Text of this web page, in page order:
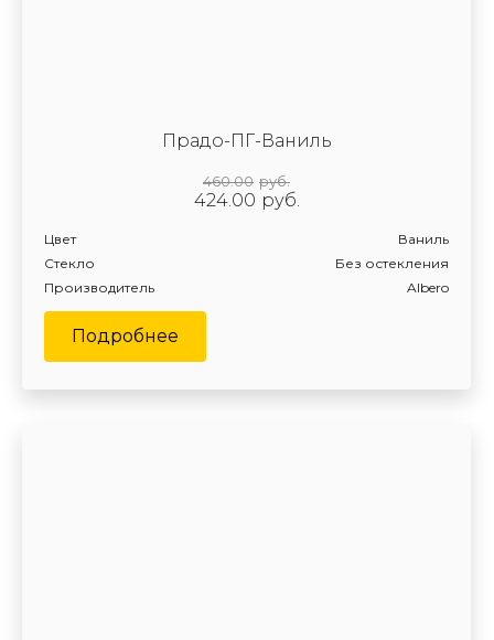
Прадо-ПГ-Ваниль
руб.
460.00
руб.
424.00
Цвет Ваниль
Производитель Albero
Стекло Без остекления
Подробнее